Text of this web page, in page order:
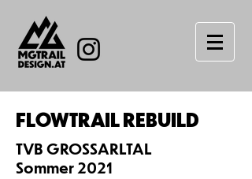
FLOWTRAIL REBUILD
TVB GROSSARLTAL
Sommer 2021